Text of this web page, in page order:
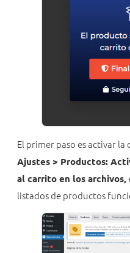
El primer paso es activar la
Ajustes > Productos:
al carrito en los archivos,
listados de productos